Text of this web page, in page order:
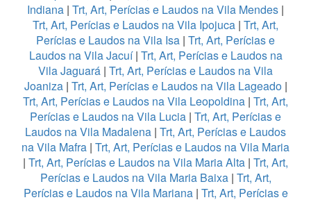
Indiana | Trt, Art, Perícias e Laudos na Vila Mendes |
Trt, Art, Perícias e Laudos na Vila Ipojuca | Trt, Art,
Perícias e Laudos na Vila Isa | Trt, Art, Perícias e
Laudos na Vila Jacuí| Trt, Art, Perícias e Laudos na
Vila Jaguará | Trt, Art, Perícias e Laudos na Vila
Joaniza| Trt, Art, Perícias e Laudos na Vila Lageado|
Trt, Art, Perícias e Laudos na Vila Leopoldina | Trt, Art,
Perícias e Laudos na Vila Lucia | Trt, Art, Perícias e
Laudos na Vila Madalena | Trt, Art, Perícias e Laudos
na Vila Mafra | Trt, Art, Perícias e Laudos na Vila Maria
| Trt, Art, Perícias e Laudos na Vila Maria Alta | Trt, Art,
Perícias e Laudos na Vila Maria Baixa| Trt, Art,
Perícias e Laudos na Vila Mariana| Trt, Art, Perícias e